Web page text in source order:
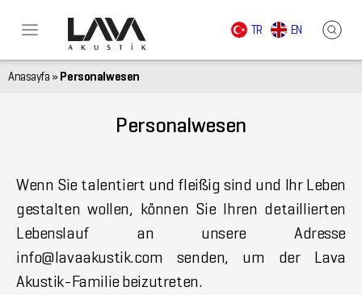
TR EN
Anasayfa » Personalwesen
Personalwesen
Wenn Sie talentiert und fleißig sind und Ihr Leben
gestalten wollen, können Sie Ihren detaillierten
Lebenslauf an unsere Adresse
info@lavaakustik.com senden, um der Lava
Akustik-Familie beizutreten.